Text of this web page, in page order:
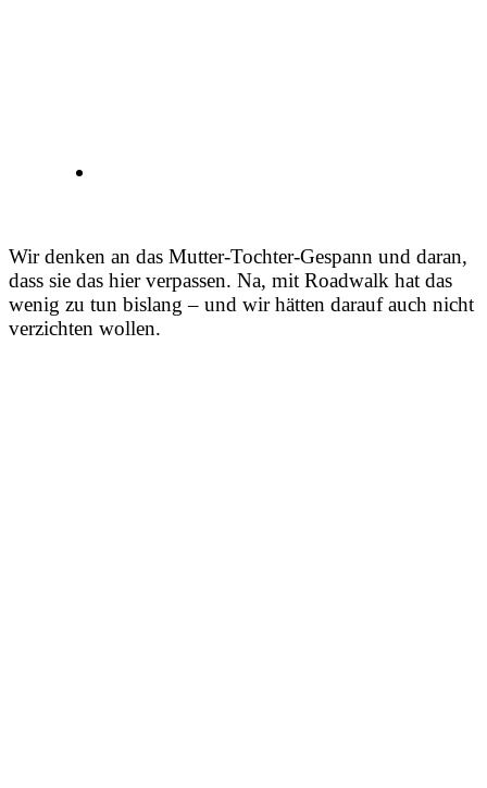
Wir denken an das Mutter-Tochter-Gespann und daran,
dass sie das hier verpassen. Na, mit Roadwalk hat das
wenig zu tun bislang – und wir hätten darauf auch nicht
verzichten wollen.